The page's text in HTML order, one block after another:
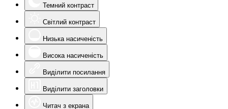
Темний контраст
Світлий контраст
Низька насиченість
Висока насиченість
Виділити посилання
Виділити заголовки
Читач з екрана